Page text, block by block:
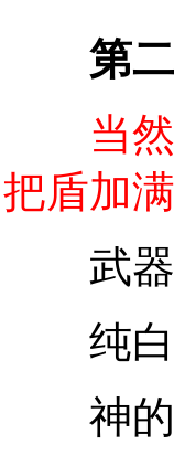
第二
当
把盾加
武器
纯白
神的